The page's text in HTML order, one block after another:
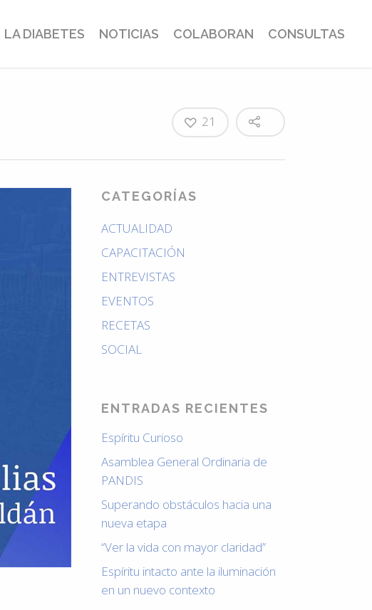
LA DIABETES NOTICIAS COLABORAN CONSULTAS
21
CATEGORÍAS
ACTUALIDAD
CAPACITACIÓN
ENTREVISTAS
EVENTOS
RECETAS
SOCIAL
ENTRADAS RECIENTES
Espíritu Curioso
Asamblea General Ordinaria de
PANDIS
Superando obstáculos hacia una
nueva etapa
“Ver la vida con mayor claridad”
Espíritu intacto ante la iluminación
en un nuevo contexto